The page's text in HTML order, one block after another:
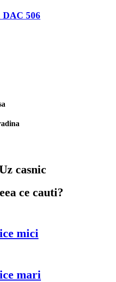
506
casnic
ce cauti?
mici
mari